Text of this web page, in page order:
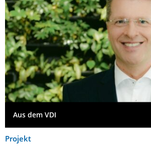
Aus dem VDI
Projekt